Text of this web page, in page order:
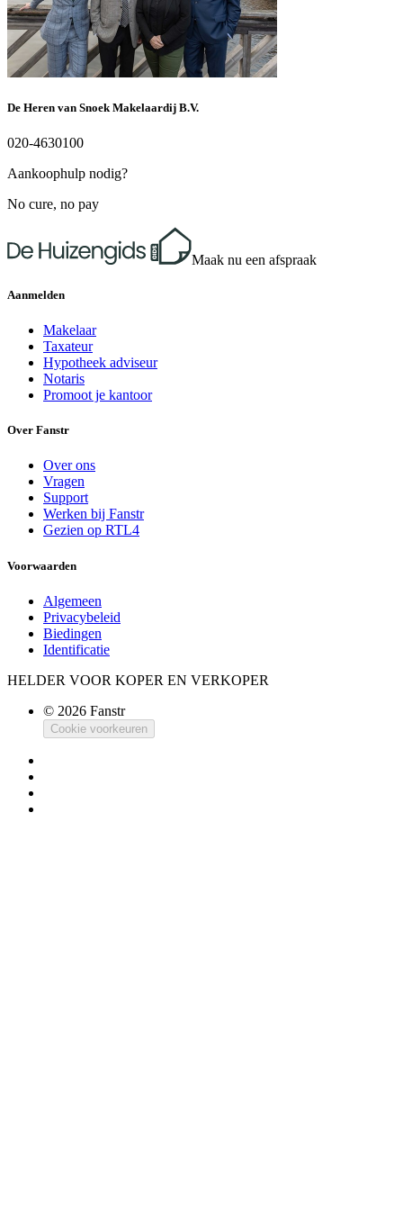
CV ketel
CV-ketel
hr combi ketel
De Heren van Snoek Makelaardij B.V.
020-4630100
Aankoophulp nodig?
No cure, no pay
Maak nu een afspraak
Aanmelden
Makelaar
Taxateur
Hypotheek adviseur
Notaris
Promoot je kantoor
Over Fanstr
Over ons
Vragen
Support
Werken bij Fanstr
Gezien op RTL4
Voorwaarden
Algemeen
Privacybeleid
Biedingen
Identificatie
HELDER VOOR KOPER EN VERKOPER
© 2026 Fanstr
Cookie voorkeuren